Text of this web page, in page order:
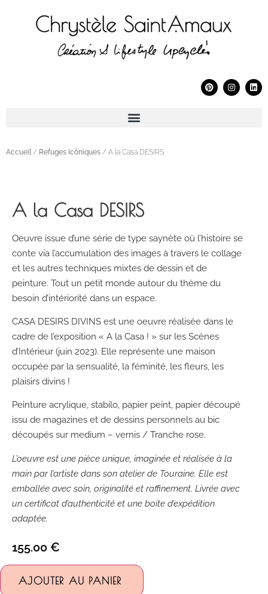
Accueil / Refuges Icôniques / A la Casa DESIRS
A la Casa DESIRS
Oeuvre issue d’une série de type saynète où l’histoire se
conte via l’accumulation des images à travers le collage
et les autres techniques mixtes de dessin et de
peinture. Tout un petit monde autour du thème du
besoin d’intériorité dans un espace.
CASA DESIRS DIVINS est une oeuvre réalisée dans le
cadre de l’exposition « A la Casa ! » sur les Scènes
d’Intérieur (juin 2023). Elle représente une maison
occupée par la sensualité, la féminité, les fleurs, les
plaisirs divins !
Peinture acrylique, stabilo, papier peint, papier découpé
issu de magazines et de dessins personnels au bic
découpés sur medium – vernis / Tranche rose.
L’oeuvre est une pièce unique, imaginée et réalisée à la
main par l’artiste dans son atelier de Touraine. Elle est
emballée avec soin, originalité et raffinement. Livrée avec
un certificat d’authenticité et une boite d’expédition
adaptée.
155.00 €
AJOUTER AU PANIER
Alternative: